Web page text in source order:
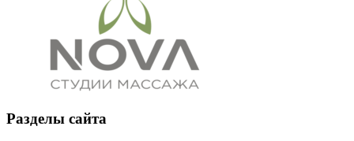
Разделы сайта